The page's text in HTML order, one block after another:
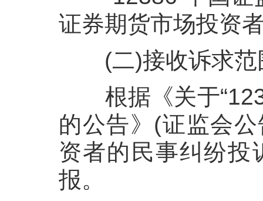
证券期货市场投资
(二)接收诉求范
根据《关于“
的公告》(证监会
资者的民事纠纷投
报。